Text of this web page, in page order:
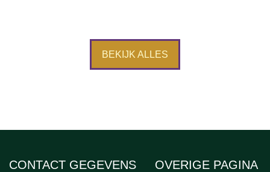
BEKIJK ALLES
CONTACT GEGEVENS OVERIGE PAGINA